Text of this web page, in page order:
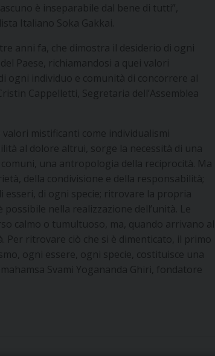
è inseparabile dal bene di tutti”,
Italiano Soka Gakkai.
anni fa, che dimostra il desiderio di ogni
Paese, richiamandosi a quei valori
individuo e comunità di concorrere al
Cappelletti, Segretaria dell’Assemblea
mistificanti come individualismi
al dolore altrui, sorge la necessità di una
una antropologia della reciprocità. Ma
della condivisione e della responsabilità;
di ogni specie; ritrovare la propria
nella realizzazione dell’unità. Le
calmo o tumultuoso, ma, quando arrivano al
ritrovare ciò che si è dimenticato, il primo
ogni essere, ogni specie, costituisce una
Svami Yogananda Ghiri, fondatore